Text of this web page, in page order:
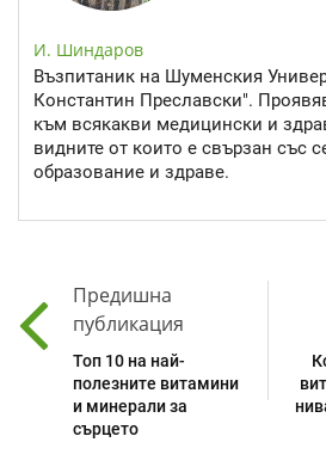
И. Шиндаров
Възпитаник на Шуменския
Константин Преславски".
към всякакви медицински и
видните от които е свързан със
образование и здраве.
Предишна
публикация
Топ 10 на най-
полезните витамини
и минерали за
сърцето